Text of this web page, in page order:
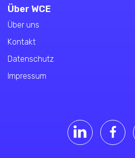
Über WCE
Über uns
Kontakt
Datenschutz
Impressum